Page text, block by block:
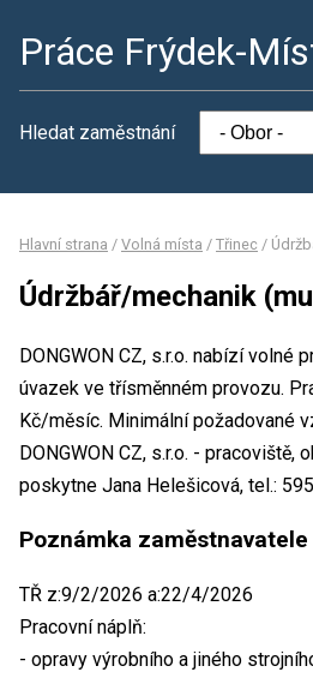
Práce Frýdek-
Hledat zaměstnání
Hlavní strana / Volná místa / Třinec /
Údržbář/mechanik
DONGWON CZ, s.r.o. nabízí
úvazek ve třísměnném provozu.
Kč/měsíc. Minimální požadované
DONGWON CZ, s.r.o. -
poskytne Jana Helešicová, tel.:
Poznámka zaměstnavatele
TŘ z:9/2/2026 a:22/4/2026
Pracovní náplň:
- opravy výrobního a jiného